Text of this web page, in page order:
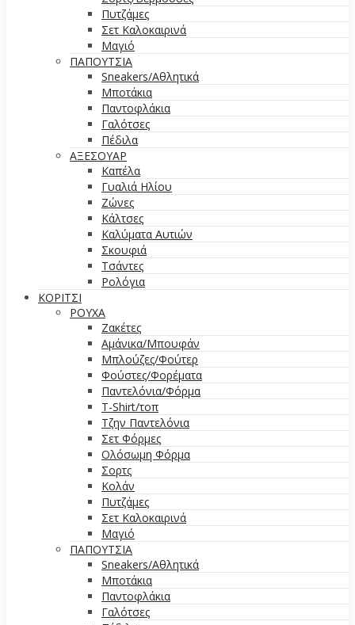
Πυτζάμες
Σετ Καλοκαιρινά
Μαγιό
ΠΑΠΟΥΤΣΙΑ
Sneakers/Aθλητικά
Μποτάκια
Παντοφλάκια
Γαλότσες
Πέδιλα
ΑΞΕΣΟΥΑΡ
Καπέλα
Γυαλιά Ηλίου
Ζώνες
Κάλτσες
Καλύματα Αυτιών
Σκουφιά
Τσάντες
Ρολόγια
ΚΟΡΙΤΣΙ
ΡΟΥΧΑ
Ζακέτες
Αμάνικα/Μπουφάν
Μπλούζες/Φούτερ
Φούστες/Φορέματα
Παντελόνια/Φόρμα
T-Shirt/τοπ
Τζην Παντελόνια
Σετ Φόρμες
Ολόσωμη Φόρμα
Σορτς
Κολάν
Πυτζάμες
Σετ Καλοκαιρινά
Μαγιό
ΠΑΠΟΥΤΣΙΑ
Sneakers/Αθλητικά
Μποτάκια
Παντοφλάκια
Γαλότσες